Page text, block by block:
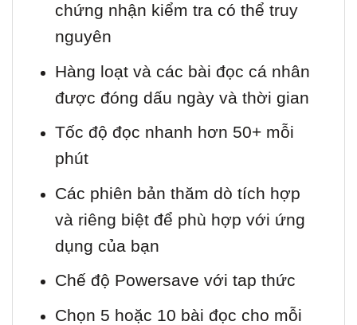
chứng nhận kiểm tra có thể truy
nguyên
Hàng loạt và các bài đọc cá nhân
được đóng dấu ngày và thời gian
Tốc độ đọc nhanh hơn 50+ mỗi
phút
Các phiên bản thăm dò tích hợp
và riêng biệt để phù hợp với ứng
dụng của bạn
Chế độ Powersave với tap thức
Chọn 5 hoặc 10 bài đọc cho mỗi